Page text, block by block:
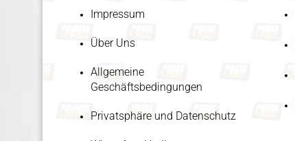
Impressum
Über Uns
Allgemeine
Geschäftsbedingungen
Privatsphäre und Datenschutz